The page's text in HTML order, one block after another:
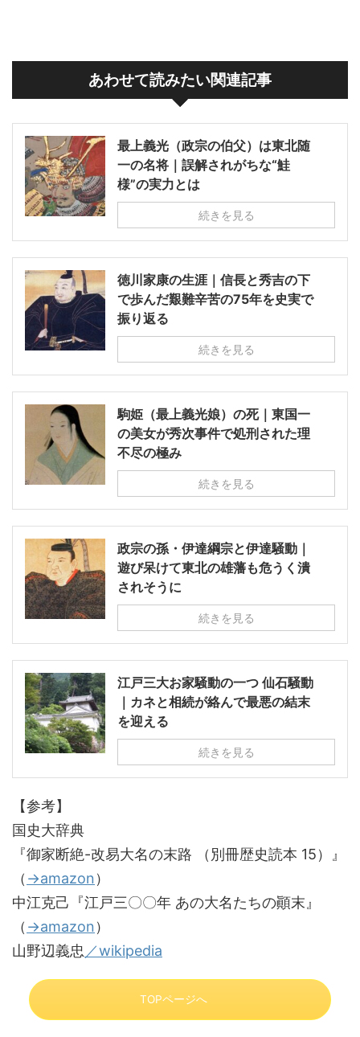
あわせて読みたい関連記事
最上義光（政宗の伯父）は東北随
一の名将｜誤解されがちな“鮭
様”の実力とは
続きを見る
徳川家康の生涯｜信長と秀吉の下
で歩んだ艱難辛苦の75年を史実で
振り返る
続きを見る
駒姫（最上義光娘）の死｜東国一
の美女が秀次事件で処刑された理
不尽の極み
続きを見る
政宗の孫・伊達綱宗と伊達騒動｜
遊び呆けて東北の雄藩も危うく潰
されそうに
続きを見る
江戸三大お家騒動の一つ 仙石騒動
｜カネと相続が絡んで最悪の結末
を迎える
続きを見る
【参考】
国史大辞典
『御家断絶-改易大名の末路 （別冊歴史読本 15）』
（ →amazon）
中江克己『江戸三〇〇年 あの大名たちの顚末』
（ →amazon）
山野辺義忠 ／wikipedia
TOPページへ